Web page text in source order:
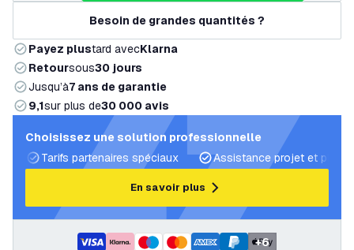
Besoin de grandes quantités ?
Payez plustard avecKlarna
Retoursous30 jours
Jusqu’à7 ans de garantie
9,1sur plus de30 000 avis
Choisissez une solution professionnelle
Tarifs partenaires spéciaux
Assistance projet et plans
En savoir plus
+6